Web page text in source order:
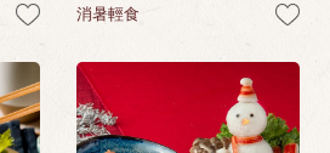
消暑輕食